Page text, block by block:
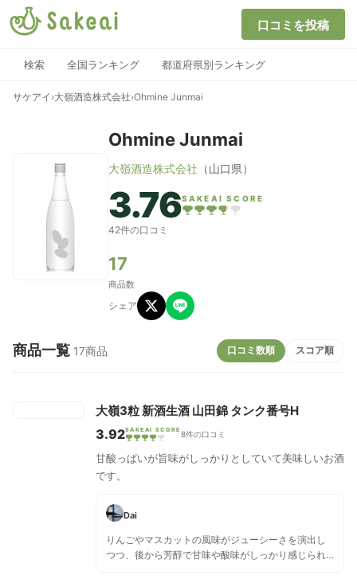
口コミを投稿
検索 全国ランキング 都道府県別ランキング
サケアイ ›大嶺酒造株式会社›Ohmine Junmai
Ohmine Junmai
大嶺酒造株式会社 （山口県）
3.76SAKEAI SCORE
42件の口コミ
17
商品数
シェア
商品一覧 17商品 口コミ数順 スコア順
大嶺3粒 新酒生酒 山田錦 タンク番号H
3.92SAKEAI SCORE 8件の口コミ
甘酸っぱいが旨味がしっかりとしていて美味しいお酒
です。
Dai
りんごやマスカットの風味がジューシーさを演出し
つつ、後から芳醇で甘味や酸味がしっかり感じられ